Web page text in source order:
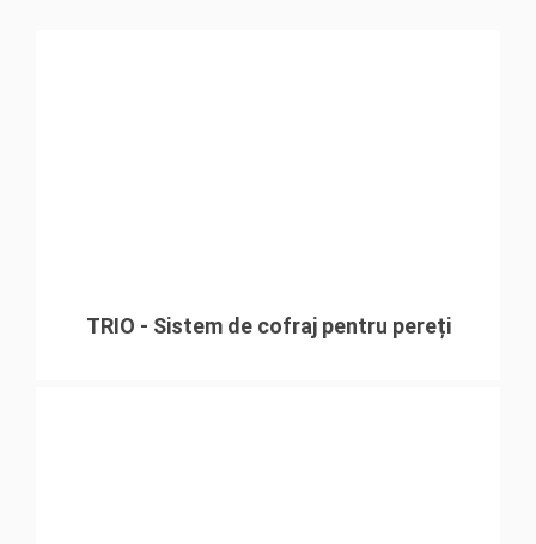
TRIO - Sistem de cofraj pentru pereți